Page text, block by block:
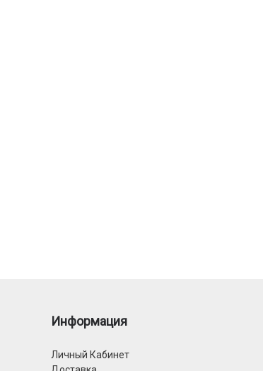
Информация
Личный Кабинет